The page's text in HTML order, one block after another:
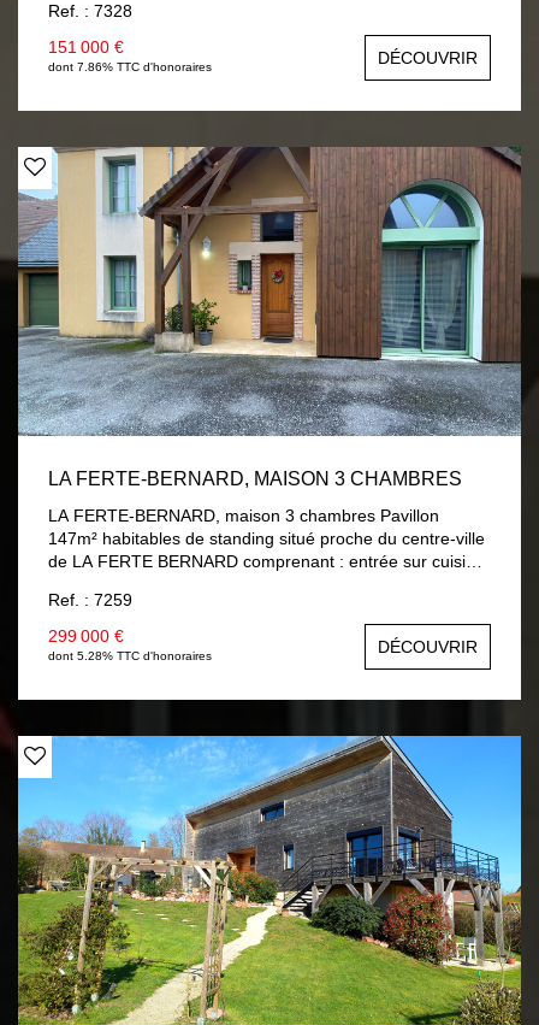
cave. Chauffage central gaz de ville, double vitrage bois.
Terrain 750 m² clos et arboré.
Ref. : 7328
151 000 €
dont 7.86% TTC d'honoraires DÉCOUVRIR
LA FERTE-BERNARD, MAISON 3 CHAMBRES
LA FERTE-BERNARD, maison 3 chambres Pavillon
147m² habitables de standing situé proche du centre-ville
de LA FERTE BERNARD comprenant : entrée sur cuisine
chambre, salle d'eau, wc, lingerie, garage avec porte
électrique. A l'étage : palier, deux chambres dont une
avec mezzanine, salle de bains avec douche, wc.
Chauffage gaz de ville au sol au rez-de-chaussée et
radiateur à l'étage, double vitrage et volets roulants
Ref. : 7259
299 000 €
dont 5.28% TTC d'honoraires DÉCOUVRIR